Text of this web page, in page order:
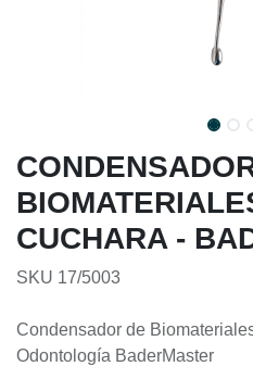
CUCHARA -
SKU 17/5003
Condensador de
Odontología BaderMaster